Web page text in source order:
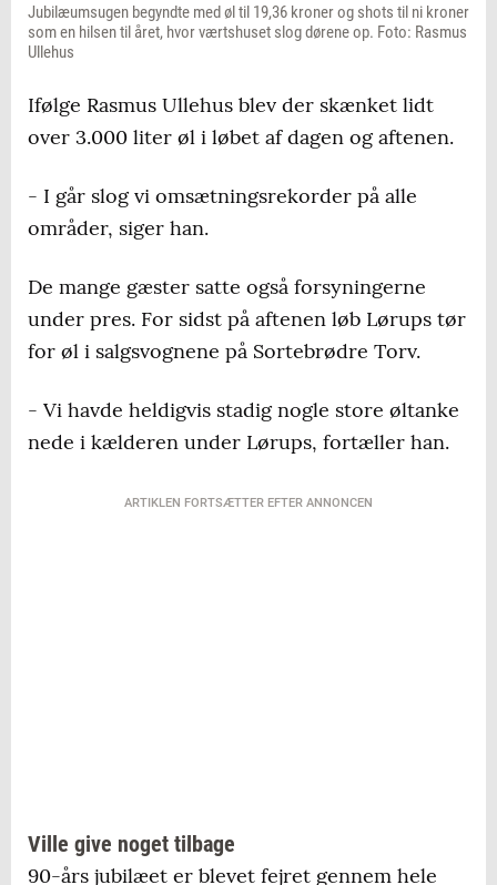
Jubilæumsugen begyndte med øl til 19,36 kroner og shots til ni kroner
som en hilsen til året, hvor værtshuset slog dørene op. Foto: Rasmus
Ullehus
Ifølge Rasmus Ullehus blev der skænket lidt
over 3.000 liter øl i løbet af dagen og aftenen.
- I går slog vi omsætningsrekorder på alle
områder, siger han.
De mange gæster satte også forsyningerne
under pres. For sidst på aftenen løb Lørups tør
for øl i salgsvognene på Sortebrødre Torv.
- Vi havde heldigvis stadig nogle store øltanke
nede i kælderen under Lørups, fortæller han.
ARTIKLEN FORTSÆTTER EFTER ANNONCEN
Ville give noget tilbage
90-års jubilæet er blevet fejret gennem hele